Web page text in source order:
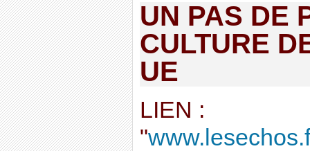
UN PAS DE
CULTURE
UE
LIEN :
"